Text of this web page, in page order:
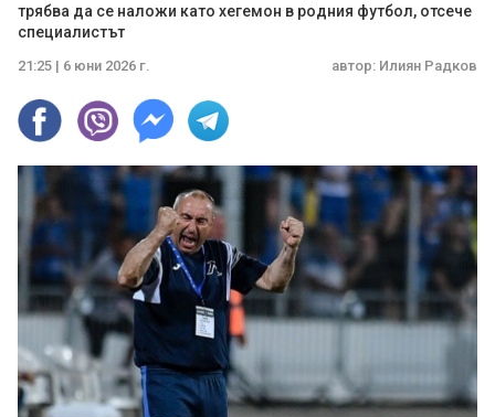
трябва да се наложи като хегемон в родния футбол, отсече
специалистът
21:25 | 6 юни 2026 г. автор: Илиян Радков